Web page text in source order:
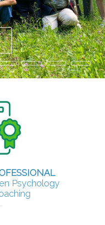
• • • •
Psychology